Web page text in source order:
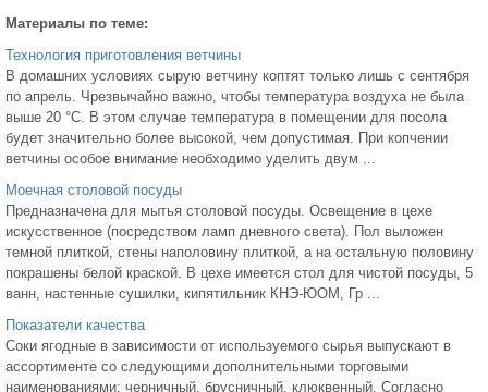
Материалы по теме:
Технология приготовления ветчины
В домашних условиях сырую ветчину коптят только лишь с сентября
по апрель. Чрезвычайно важно, чтобы температура воздуха не была
выше 20 °С. В этом случае температура в помещении для посола
будет значительно более высокой, чем допустимая. При копчении
ветчины особое внимание необходимо уделить двум ...
Моечная столовой посуды
Предназначена для мытья столовой посуды. Освещение в цехе
искусственное (посредством ламп дневного света). Пол выложен
темной плиткой, стены наполовину плиткой, а на остальную половину
покрашены белой краской. В цехе имеется стол для чистой посуды, 5
ванн, настенные сушилки, кипятильник КНЭ-ЮОМ, Гр ...
Показатели качества
Соки ягодные в зависимости от используемого сырья выпускают в
ассортименте со следующими дополнительными торговыми
наименованиями: черничный, брусничный, клюквенный. Согласно